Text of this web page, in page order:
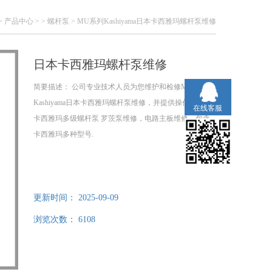
产品中心 > > 螺杆泵 > MU系列Kashiyama日本卡西雅玛螺杆泵维修
日本卡西雅玛螺杆泵维修
简要描述： 公司专业技术人员为您维护和检修MU系列
Kashiyama日本卡西雅玛螺杆泵维修，并提供操作指导。
卡西雅玛多级螺杆泵 罗茨泵维修，电路主板维修。包含
卡西雅玛多种型号.
更新时间： 2025-09-09
浏览次数： 6108
在线客服